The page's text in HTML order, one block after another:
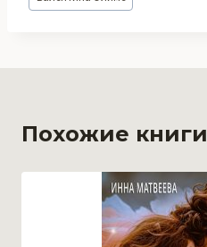
записи:
Похожие книги